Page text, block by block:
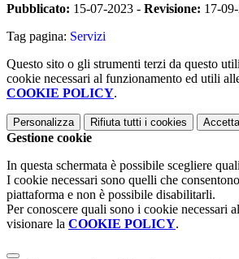
Pubblicato: 15-07-2023 - Revisione: 17-
Tag pagina: Servizi
Questo sito o gli strumenti terzi da questo
cookie necessari al funzionamento ed utili
COOKIE POLICY.
Personalizza Rifiuta tutti i cookies
Gestione cookie
In questa schermata è possibile scegliere
I cookie necessari sono quelli che
piattaforma e non è possibile disabilitarli.
Per conoscere quali sono i cookie necessari
visionare la COOKIE POLICY.